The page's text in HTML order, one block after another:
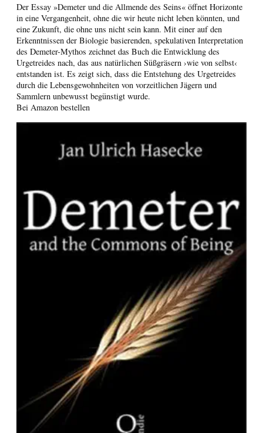
Der Essay »Demeter und die Allmende des Seins« öffnet Horizonte
in eine Vergangenheit, ohne die wir heute nicht leben könnten, und
eine Zukunft, die ohne uns nicht sein kann. Mit einer auf den
Erkenntnissen der Biologie basierenden, spekulativen Interpretation
des Demeter-Mythos zeichnet das Buch die Entwicklung des
Urgetreides nach, das aus natürlichen Süßgräsern ›wie von selbst‹
entstanden ist. Es zeigt sich, dass die Entstehung des Urgetreides
durch die Lebensgewohnheiten von vorzeitlichen Jägern und
Sammlern unbewusst begünstigt wurde.
Bei Amazon bestellen